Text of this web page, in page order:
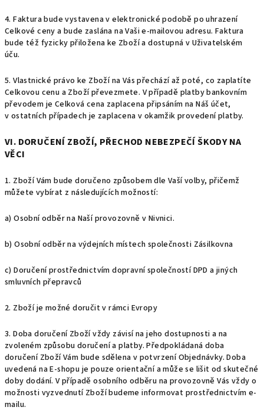
4. Faktura bude vystavena v elektronické podobě po uhrazení
Celkové ceny a bude zaslána na Vaši e-mailovou adresu. Faktura
bude též fyzicky přiložena ke Zboží a dostupná v Uživatelském
úču.
5. Vlastnické právo ke Zboží na Vás přechází až poté, co zaplatíte
Celkovou cenu a Zboží převezmete. V případě platby bankovním
převodem je Celková cena zaplacena připsáním na Náš účet,
v ostatních případech je zaplacena v okamžik provedení platby.
VI. DORUČENÍ ZBOŽÍ, PŘECHOD NEBEZPEČÍ ŠKODY NA
VĚCI
1. Zboží Vám bude doručeno způsobem dle Vaší volby, přičemž
můžete vybírat z následujících možností:
a) Osobní odběr na Naší provozovně v Nivnici.
b) Osobní odběr na výdejních místech společnosti Zásilkovna
c) Doručení prostřednictvím dopravní společnostíDPD a jiných
smluvních přepravců
2. Zboží je možné doručit v rámci Evropy
3. Doba doručení Zboží vždy závisí na jeho dostupnosti a na
zvoleném způsobu doručení a platby. Předpokládaná doba
doručení Zboží Vám bude sdělena v potvrzení Objednávky. Doba
uvedená na E-shopu je pouze orientační a může se lišit od skutečné
doby dodání. V případě osobního odběru na provozovně Vás vždy o
možnosti vyzvednutí Zboží budeme informovat prostřednictvím e-
mailu.